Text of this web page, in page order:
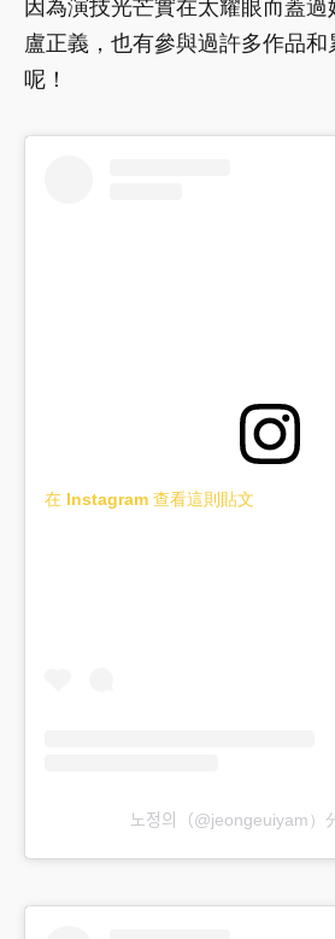
因為演技光芒實在太耀眼而蓋
盧正義，也有參與過許多作品
呢！
在 Instagram 查看這則貼文
노정의（@jeongeuiyam